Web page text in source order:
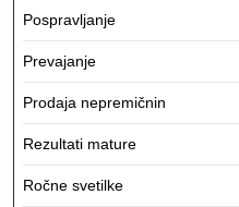
Pospravljanje
Prevajanje
Prodaja nepremičnin
Rezultati mature
Ročne svetilke